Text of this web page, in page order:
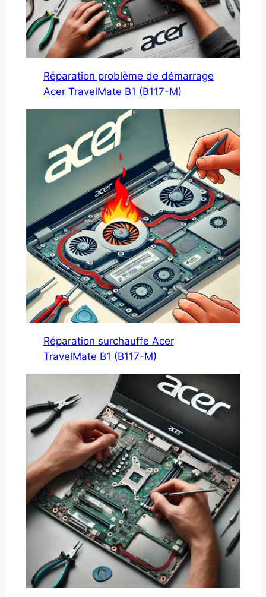
Réparation problème de démarrage
Acer TravelMate B1 (B117-M)
Réparation surchauffe Acer
TravelMate B1 (B117-M)